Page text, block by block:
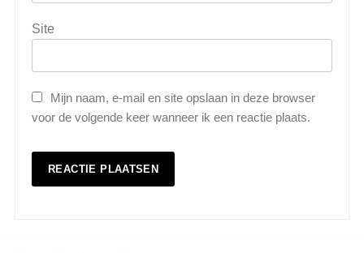
Site
Mijn naam, e-mail en site opslaan in deze browser
voor de volgende keer wanneer ik een reactie plaats.
5